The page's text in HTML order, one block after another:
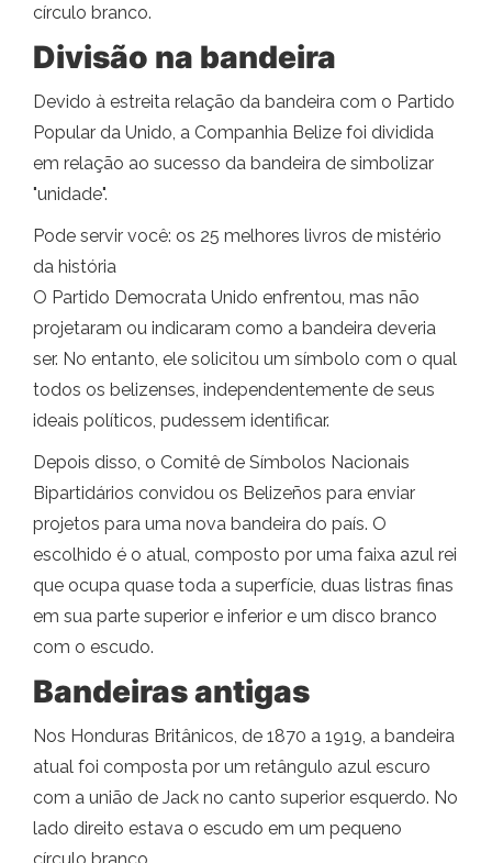
círculo branco.
Divisão na bandeira
Devido à estreita relação da bandeira com o Partido
Popular da Unido, a Companhia Belize foi dividida
em relação ao sucesso da bandeira de simbolizar
"unidade".
Pode servir você: os 25 melhores livros de mistério
da história
O Partido Democrata Unido enfrentou, mas não
projetaram ou indicaram como a bandeira deveria
ser. No entanto, ele solicitou um símbolo com o qual
todos os belizenses, independentemente de seus
ideais políticos, pudessem identificar.
Depois disso, o Comitê de Símbolos Nacionais
Bipartidários convidou os Belizeños para enviar
projetos para uma nova bandeira do país. O
escolhido é o atual, composto por uma faixa azul rei
que ocupa quase toda a superfície, duas listras finas
em sua parte superior e inferior e um disco branco
com o escudo.
Bandeiras antigas
Nos Honduras Britânicos, de 1870 a 1919, a bandeira
atual foi composta por um retângulo azul escuro
com a união de Jack no canto superior esquerdo. No
lado direito estava o escudo em um pequeno